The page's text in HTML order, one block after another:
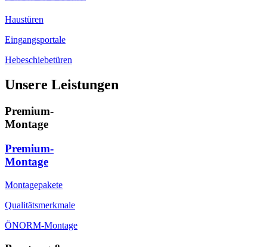
Haustüren
Eingangsportale
Hebeschiebetüren
Unsere Leistungen
Premium-
Montage
Premium-
Montage
Montagepakete
Qualitätsmerkmale
ÖNORM-Montage